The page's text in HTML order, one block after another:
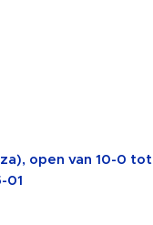
open van 10-0 tot
01